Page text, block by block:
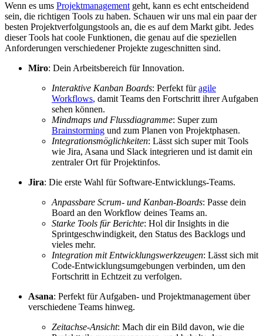
Wenn es ums Projektmanagement geht, kann es echt entscheidend
sein, die richtigen Tools zu haben. Schauen wir uns mal ein paar der
besten Projektverfolgungstools an, die es auf dem Markt gibt. Jedes
dieser Tools hat coole Funktionen, die genau auf die speziellen
Anforderungen verschiedener Projekte zugeschnitten sind.
Miro: Dein Arbeitsbereich für Innovation.
Interaktive Kanban Boards: Perfekt füragile
Workflows, damit Teams den Fortschritt ihrer Aufgaben
sehen können.
Mindmaps und Flussdiagramme: Super zum
Brainstorming und zum Planen von Projektphasen.
Integrationsmöglichkeiten: Lässt sich super mit Tools
wie Jira, Asana und Slack integrieren und ist damit ein
zentraler Ort für Projektinfos.
Jira: Die erste Wahl für Software-Entwicklungs-Teams.
Anpassbare Scrum- und Kanban-Boards: Passe dein
Board an den Workflow deines Teams an.
Starke Tools für Berichte: Hol dir Insights in die
Sprintgeschwindigkeit, den Status des Backlogs und
vieles mehr.
Integration mit Entwicklungswerkzeugen: Lässt sich mit
Code-Entwicklungsumgebungen verbinden, um den
Fortschritt in Echtzeit zu verfolgen.
Asana: Perfekt für Aufgaben- und Projektmanagement über
verschiedene Teams hinweg.
Zeitachse-Ansicht: Mach dir ein Bild davon, wie die